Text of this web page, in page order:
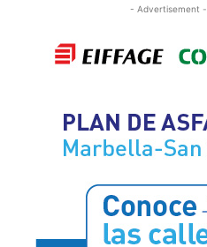
- Advertisement -